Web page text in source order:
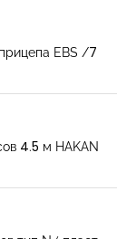
EBS /7
4.5 м HAKAN